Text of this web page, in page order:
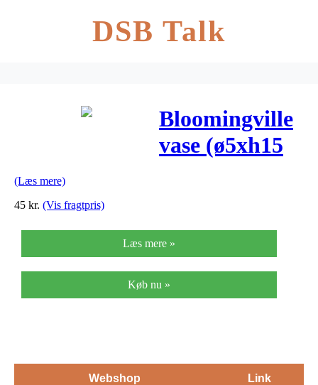
DSB Talk
Bloomingville
vase (ø5xh15
(Læs mere)
45 kr. (Vis fragtpris)
Læs mere »
Køb nu »
Webshop Link